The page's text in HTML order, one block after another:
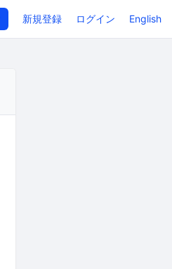
新規登録 ログイン English